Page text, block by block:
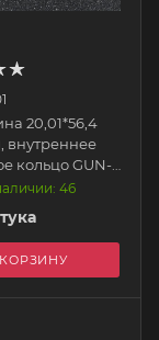
20,01*56,4
внутреннее
кольцо GUN-
46